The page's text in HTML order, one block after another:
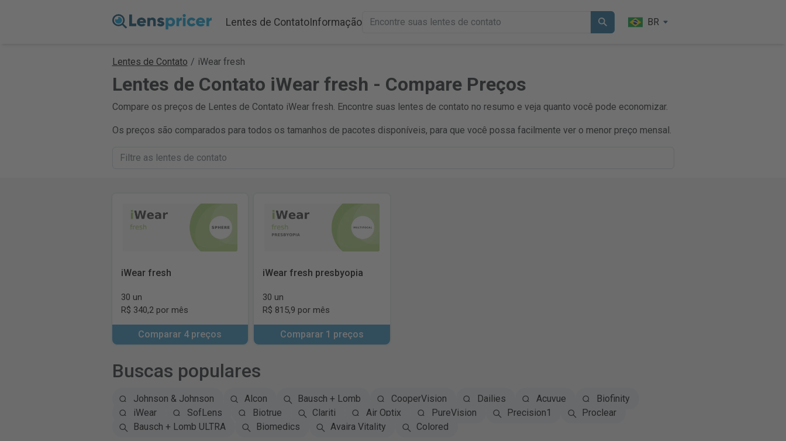
Lentes de ContatoInformação BR
Lentes de Contato / iWear fresh
Lentes de Contato iWear fresh - Compare Preços
Compare os preços de Lentes de Contato iWear fresh. Encontre suas lentes de contato no resumo e veja quanto você pode economizar.
Os preços são comparados para todos os tamanhos de pacotes disponíveis, para que você possa facilmente ver o menor preço mensal.
iWear fresh
30 un
R$ 340,2 por mês
Comparar 4 preços
iWear fresh presbyopia
30 un
R$ 815,9 por mês
Comparar 1 preços
Buscas populares
Johnson & Johnson Alcon Bausch + Lomb CooperVision Dailies Acuvue
Biofinity
iWear
SofLens Biotrue Clariti Air Optix PureVision Precision1
Proclear
Bausch + Lomb ULTRA
Biomedics Avaira Vitality Colored